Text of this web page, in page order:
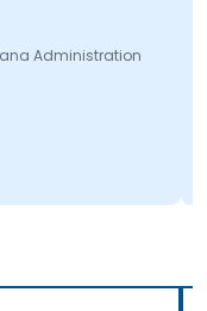
Administration